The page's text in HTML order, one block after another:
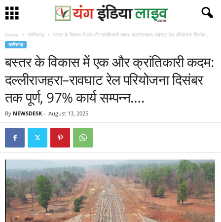
Home छत्तीसगढ़ बस्तर के विकास में एक और क्रांतिकारी कदम: दल्लीराजहरा–रावघाट रेल परियोजना दिसंबर...
छत्तीसगढ़
बस्तर के विकास में एक और क्रांतिकारी कदम:
दल्लीराजहरा–रावघाट रेल परियोजना दिसंबर
तक पूर्ण, 97% कार्य सम्पन्न….
By NEWSDESK - August 13, 2025